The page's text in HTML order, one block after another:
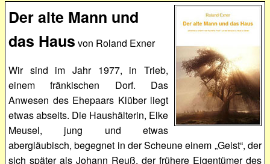
Der alte Mann und
das Haus von Roland Exner
Wir sind im Jahr 1977, in Trieb,
einem fränkischen Dorf. Das
Anwesen des Ehepaars Klüber liegt
etwas abseits. Die Haushälterin, Elke
Meusel, jung und etwas
abergläubisch, begegnet in der Scheune einem „Geist“, der
sich später als Johann Reuß, der frühere Eigentümer des